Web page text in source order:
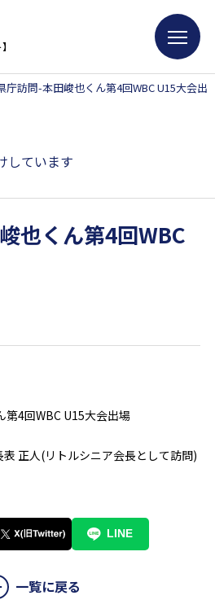
庁訪問-本田峻也くん第4回WBC U15大会出
しています
也くん第4回WBC
第4回WBC U15大会出場
正人(リトルシニア会長として訪問)
一覧に戻る